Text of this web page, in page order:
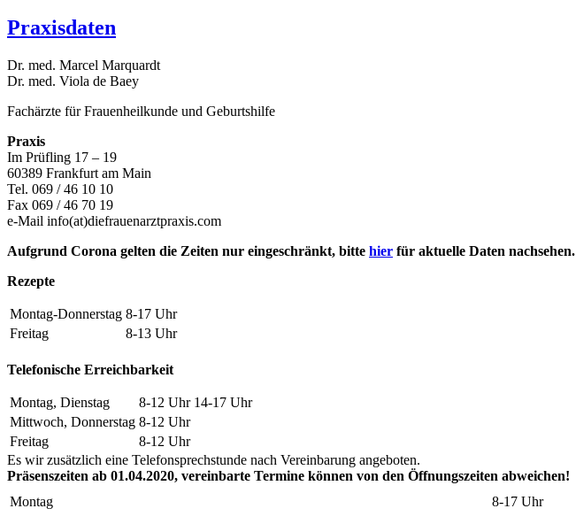
Praxisdaten
Dr. med. Marcel Marquardt
Dr. med. Viola de Baey
Fachärzte für Frauenheilkunde und Geburtshilfe
Praxis
Im Prüfling 17 – 19
60389 Frankfurt am Main
Tel. 069 / 46 10 10
Fax 069 / 46 70 19
e-Mail info(at)diefrauenarztpraxis.com
Aufgrund Corona gelten die Zeiten nur eingeschränkt, bitte hier für aktuelle Daten nachsehen.
Rezepte
Montag-Donnerstag 8-17 Uhr
Freitag
8-13 Uhr
Telefonische Erreichbarkeit
Montag, Dienstag 8-12 Uhr 14-17 Uhr
Mittwoch, Donnerstag 8-12 Uhr
Freitag
8-12 Uhr
Es wir zusätzlich eine Telefonsprechstunde nach Vereinbarung angeboten.
Präsenszeiten ab 01.04.2020, vereinbarte Termine können von den Öffnungszeiten abweichen!
Montag
8-17 Uhr